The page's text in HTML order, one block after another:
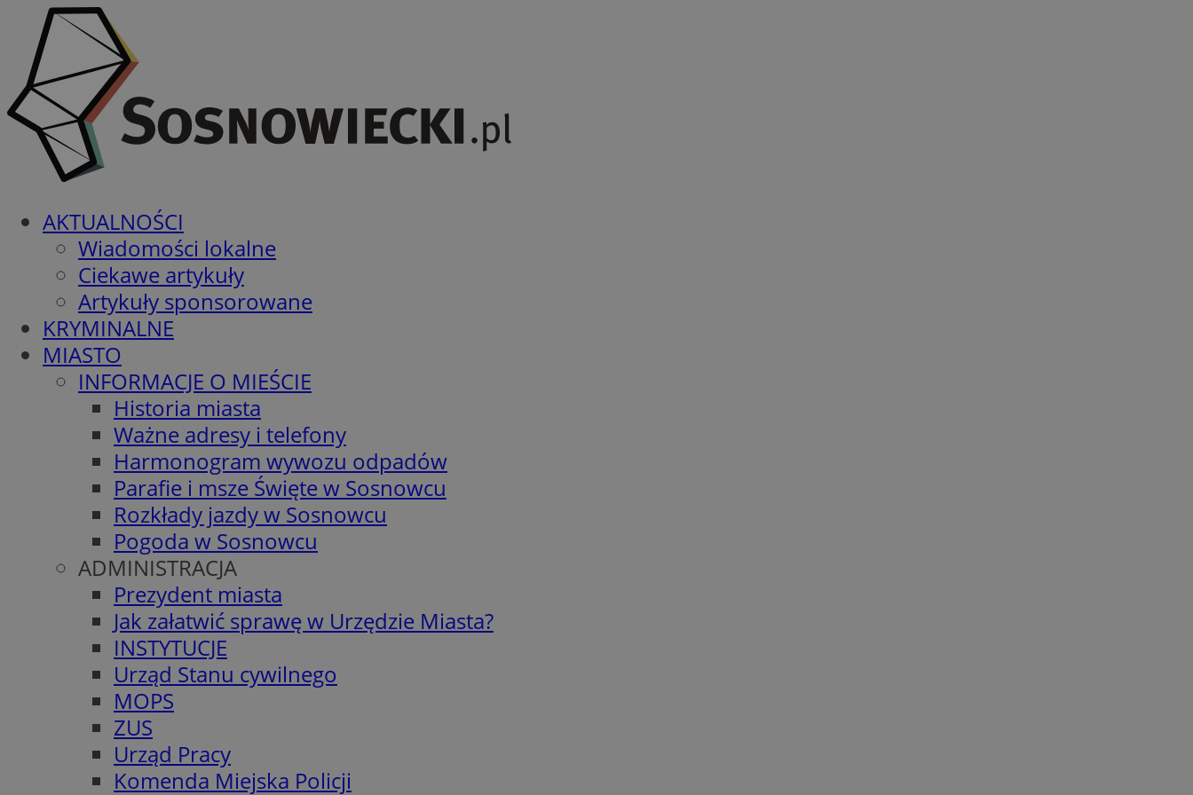
AKTUALNOŚCI
Wiadomości lokalne
Ciekawe artykuły
Artykuły sponsorowane
KRYMINALNE
MIASTO
INFORMACJE O MIEŚCIE
Historia miasta
Ważne adresy i telefony
Harmonogram wywozu odpadów
Parafie i msze Święte w Sosnowcu
Rozkłady jazdy w Sosnowcu
Pogoda w Sosnowcu
ADMINISTRACJA
Prezydent miasta
Jak załatwić sprawę w Urzędzie Miasta?
INSTYTUCJE
Urząd Stanu cywilnego
MOPS
ZUS
Urząd Pracy
Komenda Miejska Policji